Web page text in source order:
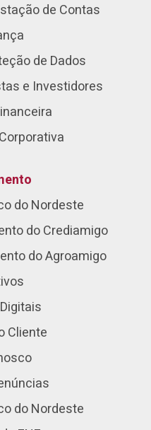
de Contas
de Dados
e Investidores
do Nordeste
do Crediamigo
do Agroamigo
Cliente
do Nordeste